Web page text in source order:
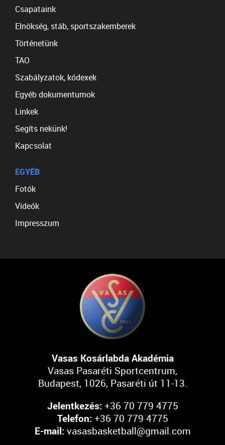
Csapataink
Elnökség, stáb, sportszakemberek
Történetünk
TAO
Szabályzatok, kódexek
Egyéb dokumentumok
Linkek
Segíts nekünk!
Kapcsolat
EGYÉB
Fotók
Videók
Impresszum
Vasas Kosárlabda Akadémia
Vasas Pasaréti Sportcentrum,
Budapest, 1026, Pasaréti út 11-13.
Jelentkezés: +36 70 779 4775
Telefon: +36 70 779 4775
E-mail: vasasbasketball@gmail.com